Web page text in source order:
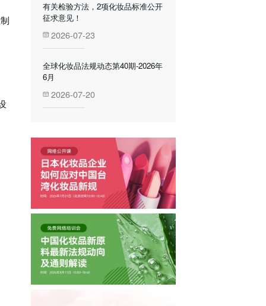
有关检验方法，2项化妆品标准公开
征求意见！
2026-07-23
全球化妆品法规动态第40期-2026年
6月
2026-07-20